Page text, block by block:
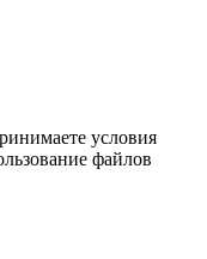
условия
файлов